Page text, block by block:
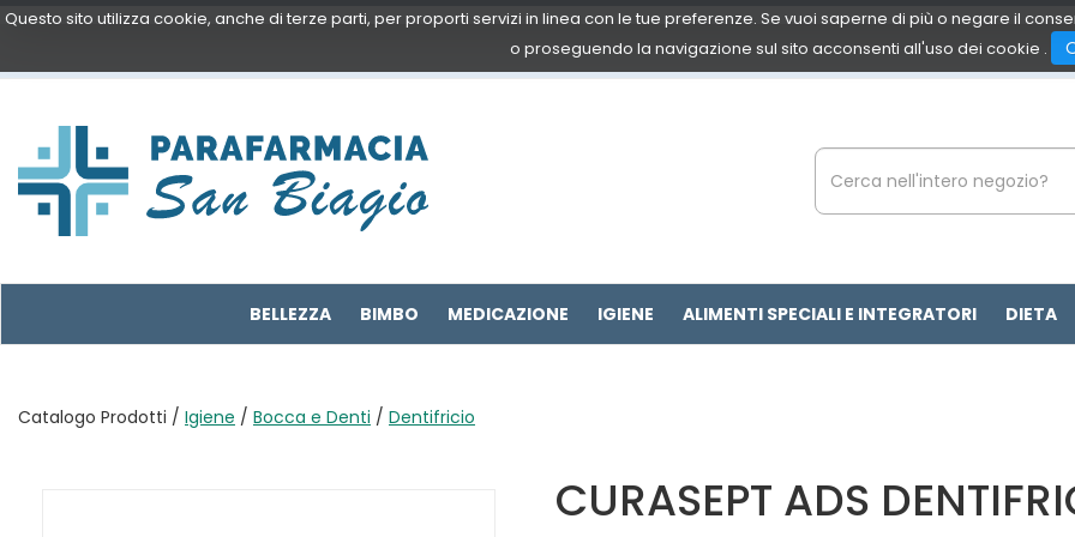
Passa
principale
Questo sito utilizza cookie, anche di terze parti, per proporti servizi in linea con le tue preferenze. Se vuoi saperne di più o negare il
o proseguendo la navigazione sul sito acconsenti all'uso dei cookie .
San
Biagio
Cerca
Prodotto
BELLEZZA BIMBO MEDICAZIONE IGIENE ALIMENTI SPECIALI E INTEGRATORI DIETA
Catalogo Prodotti / Igiene / Bocca e Denti / Dentifricio
CURASEPT ADS